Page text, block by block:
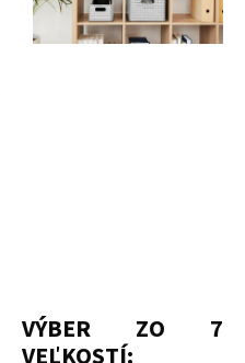
VÝBER ZO 7
VEĽKOSTÍ: